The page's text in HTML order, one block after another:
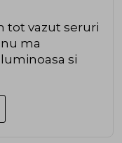
tot vazut seruri
ma
si